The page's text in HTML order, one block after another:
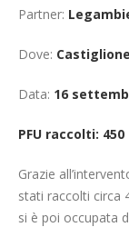
Partner:
Dove:
Data: 16
PFU raccolti: 450
Grazie
stati raccolti circa
si è poi occupata